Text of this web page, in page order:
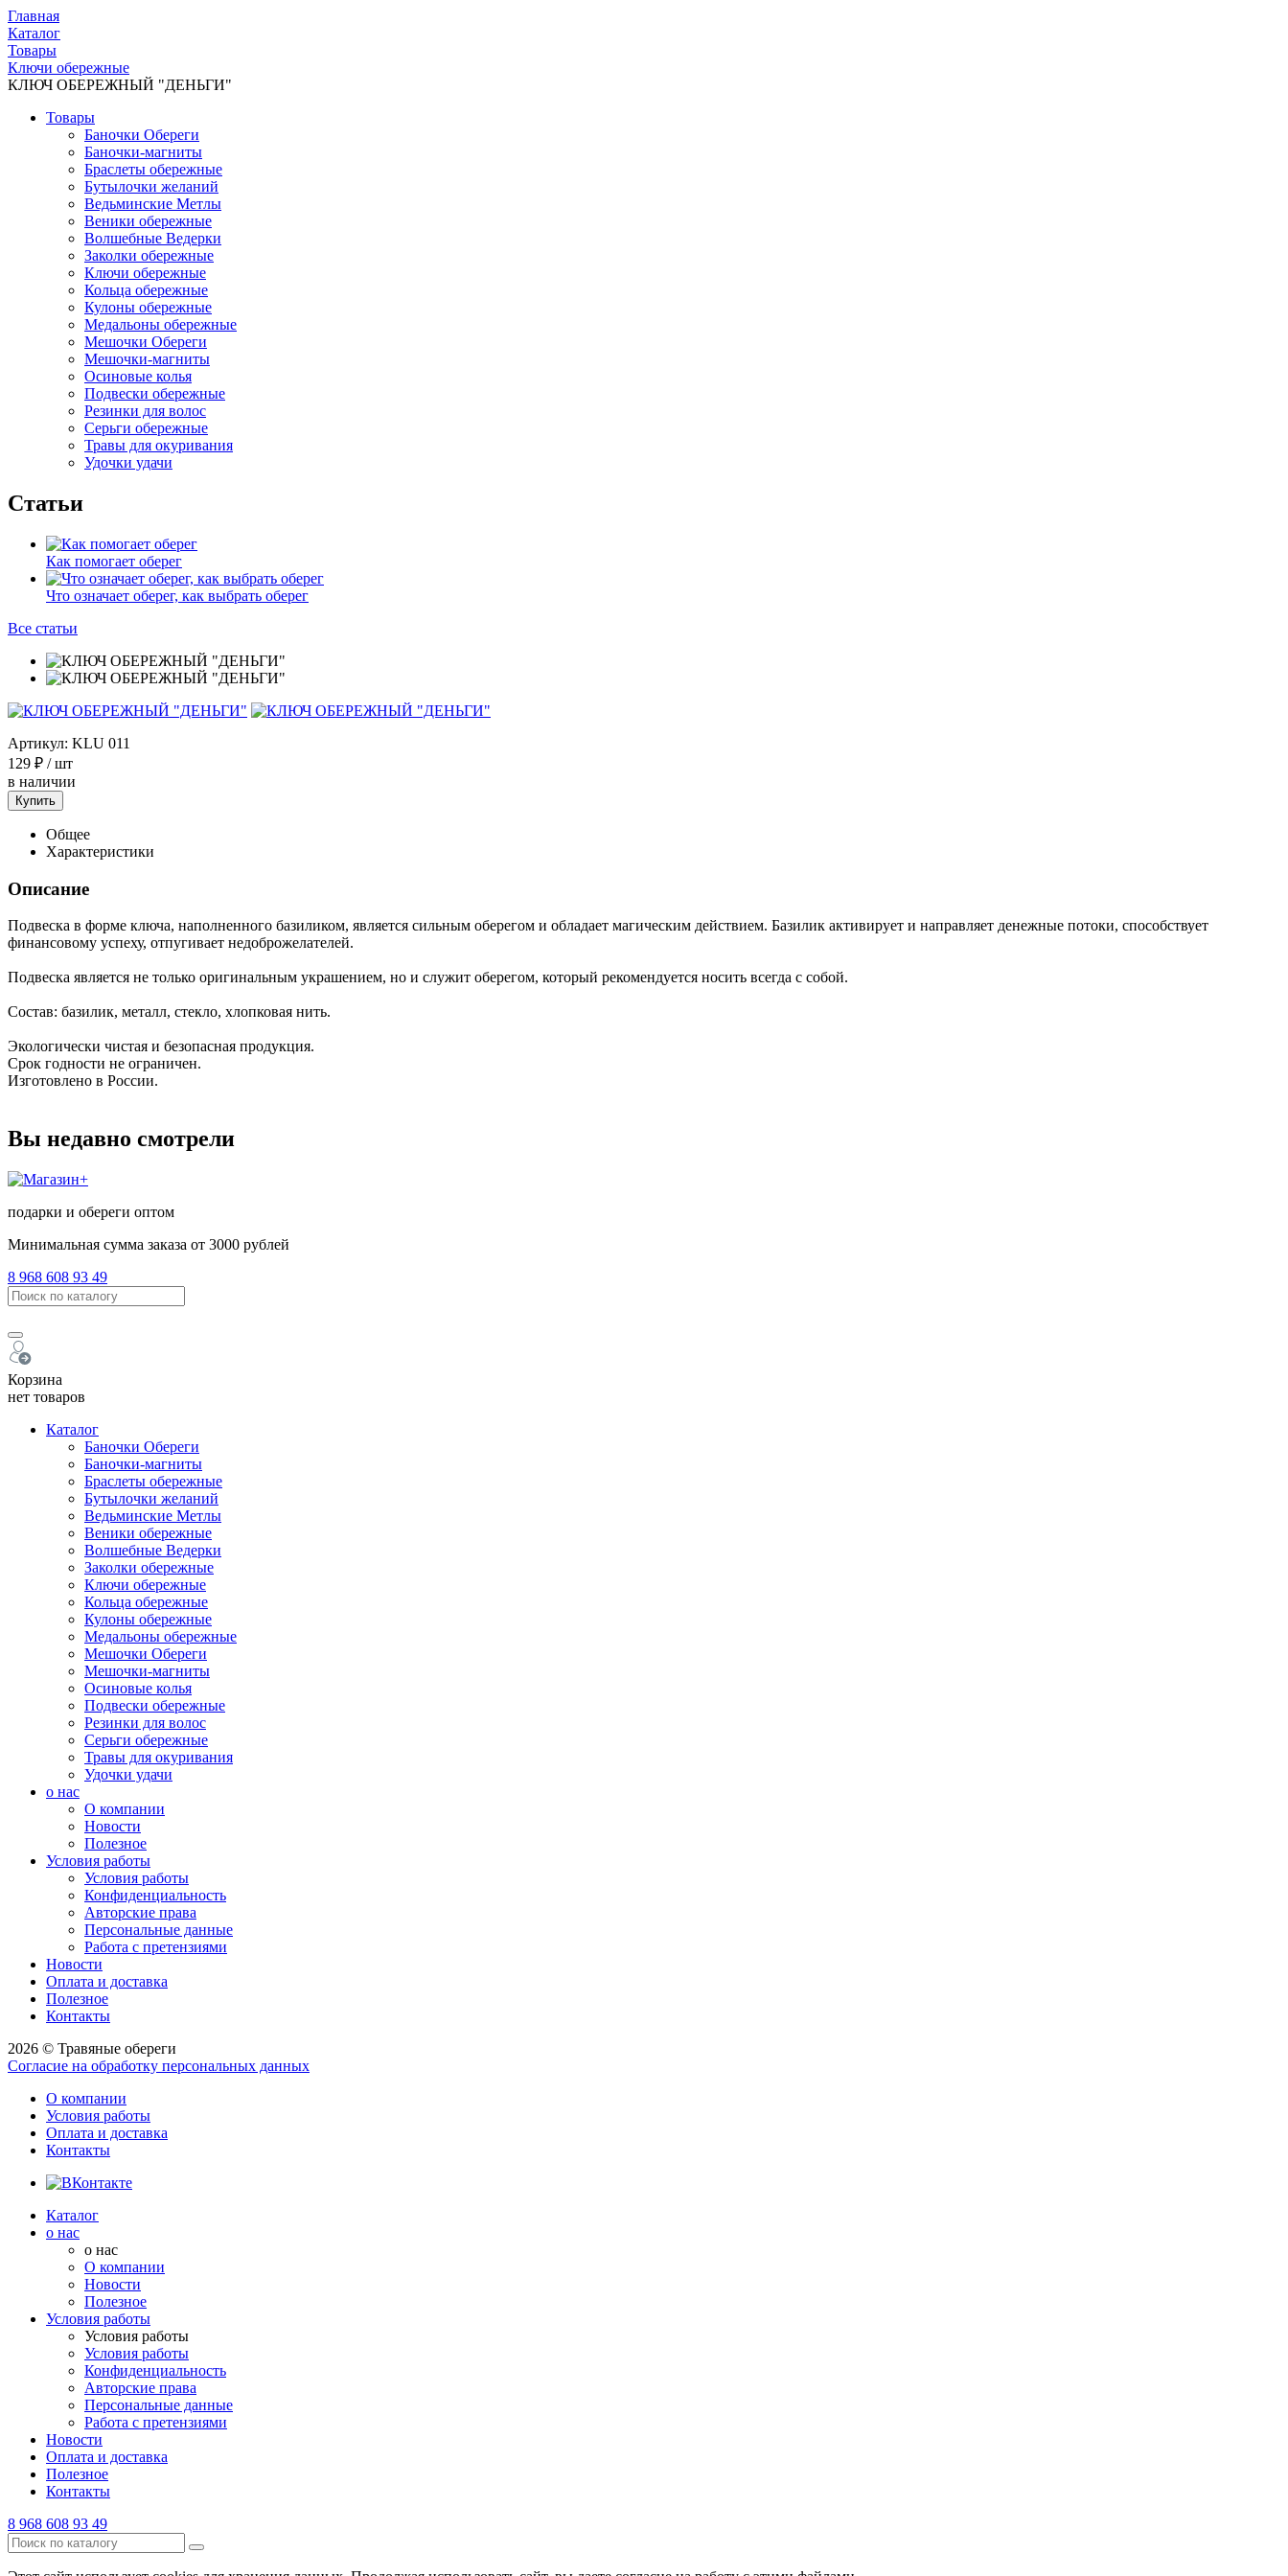
Главная
Каталог
Товары
Ключи обережные
КЛЮЧ ОБЕРЕЖНЫЙ "ДЕНЬГИ"
Товары
Баночки Обереги
Баночки-магниты
Браслеты обережные
Бутылочки желаний
Ведьминские Метлы
Веники обережные
Волшебные Ведерки
Заколки обережные
Ключи обережные
Кольца обережные
Кулоны обережные
Медальоны обережные
Мешочки Обереги
Мешочки-магниты
Осиновые колья
Подвески обережные
Резинки для волос
Серьги обережные
Травы для окуривания
Удочки удачи
Статьи
Как помогает оберег
Что означает оберег, как выбрать оберег
Все статьи
Артикул: KLU 011
129 ₽ / шт
в наличии
Купить
Общее
Характеристики
Описание
Подвеска в форме ключа, наполненного базиликом, является сильным оберегом и обладает магическим действием. Базилик активирует и направляет денежные потоки, способствует
финансовому успеху, отпугивает недоброжелателей.
Подвеска является не только оригинальным украшением, но и служит оберегом, который рекомендуется носить всегда с собой.
Состав: базилик, металл, стекло, хлопковая нить.
Экологически чистая и безопасная продукция.
Срок годности не ограничен.
Изготовлено в России.
Вы недавно смотрели
подарки и обереги оптом
Минимальная сумма заказа от 3000 рублей
8 968 608 93 49
Корзина
нет товаров
Каталог
Баночки Обереги
Баночки-магниты
Браслеты обережные
Бутылочки желаний
Ведьминские Метлы
Веники обережные
Волшебные Ведерки
Заколки обережные
Ключи обережные
Кольца обережные
Кулоны обережные
Медальоны обережные
Мешочки Обереги
Мешочки-магниты
Осиновые колья
Подвески обережные
Резинки для волос
Серьги обережные
Травы для окуривания
Удочки удачи
о нас
О компании
Новости
Полезное
Условия работы
Условия работы
Конфиденциальность
Авторские права
Персональные данные
Работа с претензиями
Новости
Оплата и доставка
Полезное
Контакты
2026 © Травяные обереги
Согласие на обработку персональных данных
О компании
Условия работы
Оплата и доставка
Контакты
Каталог
о нас
о нас
О компании
Новости
Полезное
Условия работы
Условия работы
Условия работы
Конфиденциальность
Авторские права
Персональные данные
Работа с претензиями
Новости
Оплата и доставка
Полезное
Контакты
8 968 608 93 49